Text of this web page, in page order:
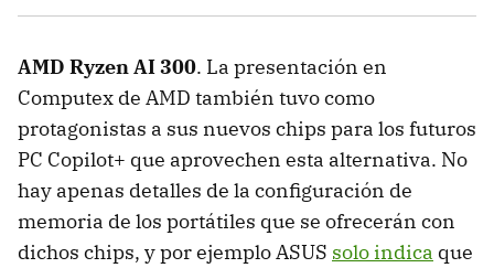
AMD Ryzen AI 300. La presentación en
Computex de AMD también tuvo como
protagonistas a sus nuevos chips para los futuros
PC Copilot+ que aprovechen esta alternativa. No
hay apenas detalles de la configuración de
memoria de los portátiles que se ofrecerán con
dichos chips, y por ejemplo ASUS solo indica que